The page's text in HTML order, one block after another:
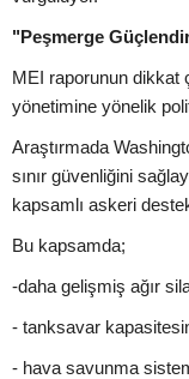
"Peşmerge
MEI raporunun dikkat
yönetimine yönelik
Araştırmada
sınır güvenliğini
kapsamlı askeri
Bu kapsamda;
-daha gelişmiş ağır
- tanksavar
- hava savunma